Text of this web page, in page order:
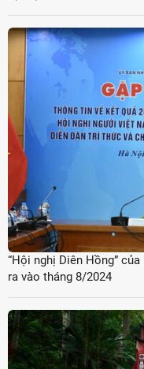
“Hội nghị Diên Hồng”
ra vào tháng 8/2024